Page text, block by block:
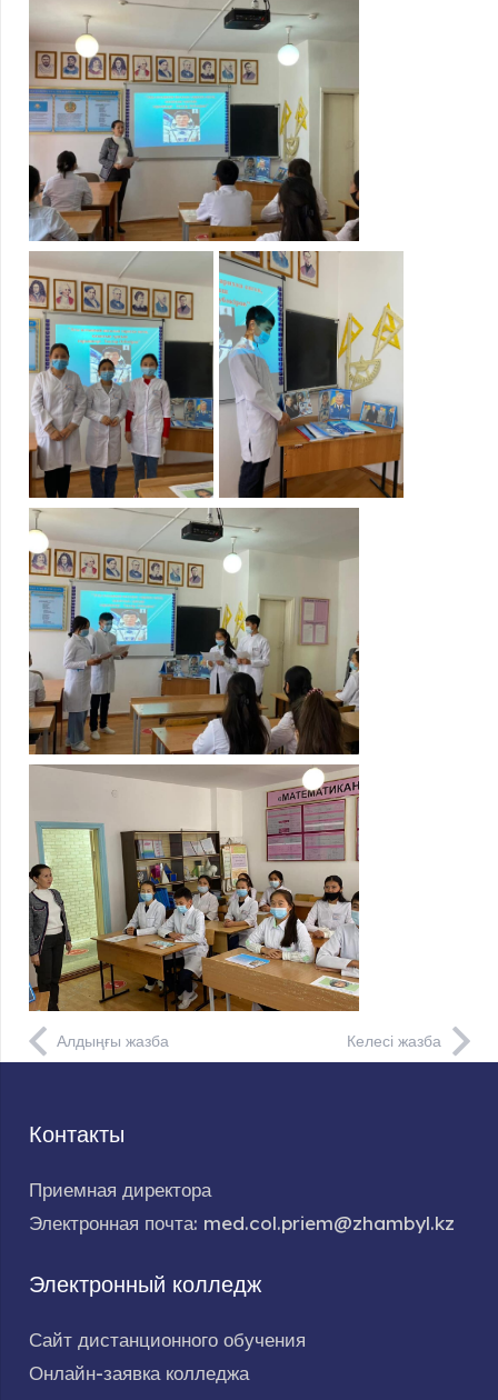
Алдыңғы жазба Келесі жазба
Контакты
Приемная директора
Электронная почта: med.col.priem@zhambyl.kz
Электронный колледж
Сайт дистанционного обучения
Онлайн-заявка колледжа